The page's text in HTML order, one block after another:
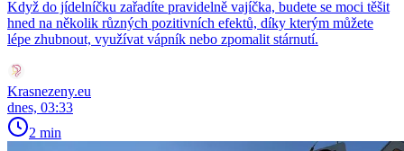
Když do jídelníčku zařadíte pravidelně vajíčka, budete se moci těšit
hned na několik různých pozitivních efektů, díky kterým můžete
lépe zhubnout, využívat vápník nebo zpomalit stárnutí.
Krasnezeny.eu
dnes, 03:33
2 min